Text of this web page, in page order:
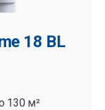
18 BL
130 м²